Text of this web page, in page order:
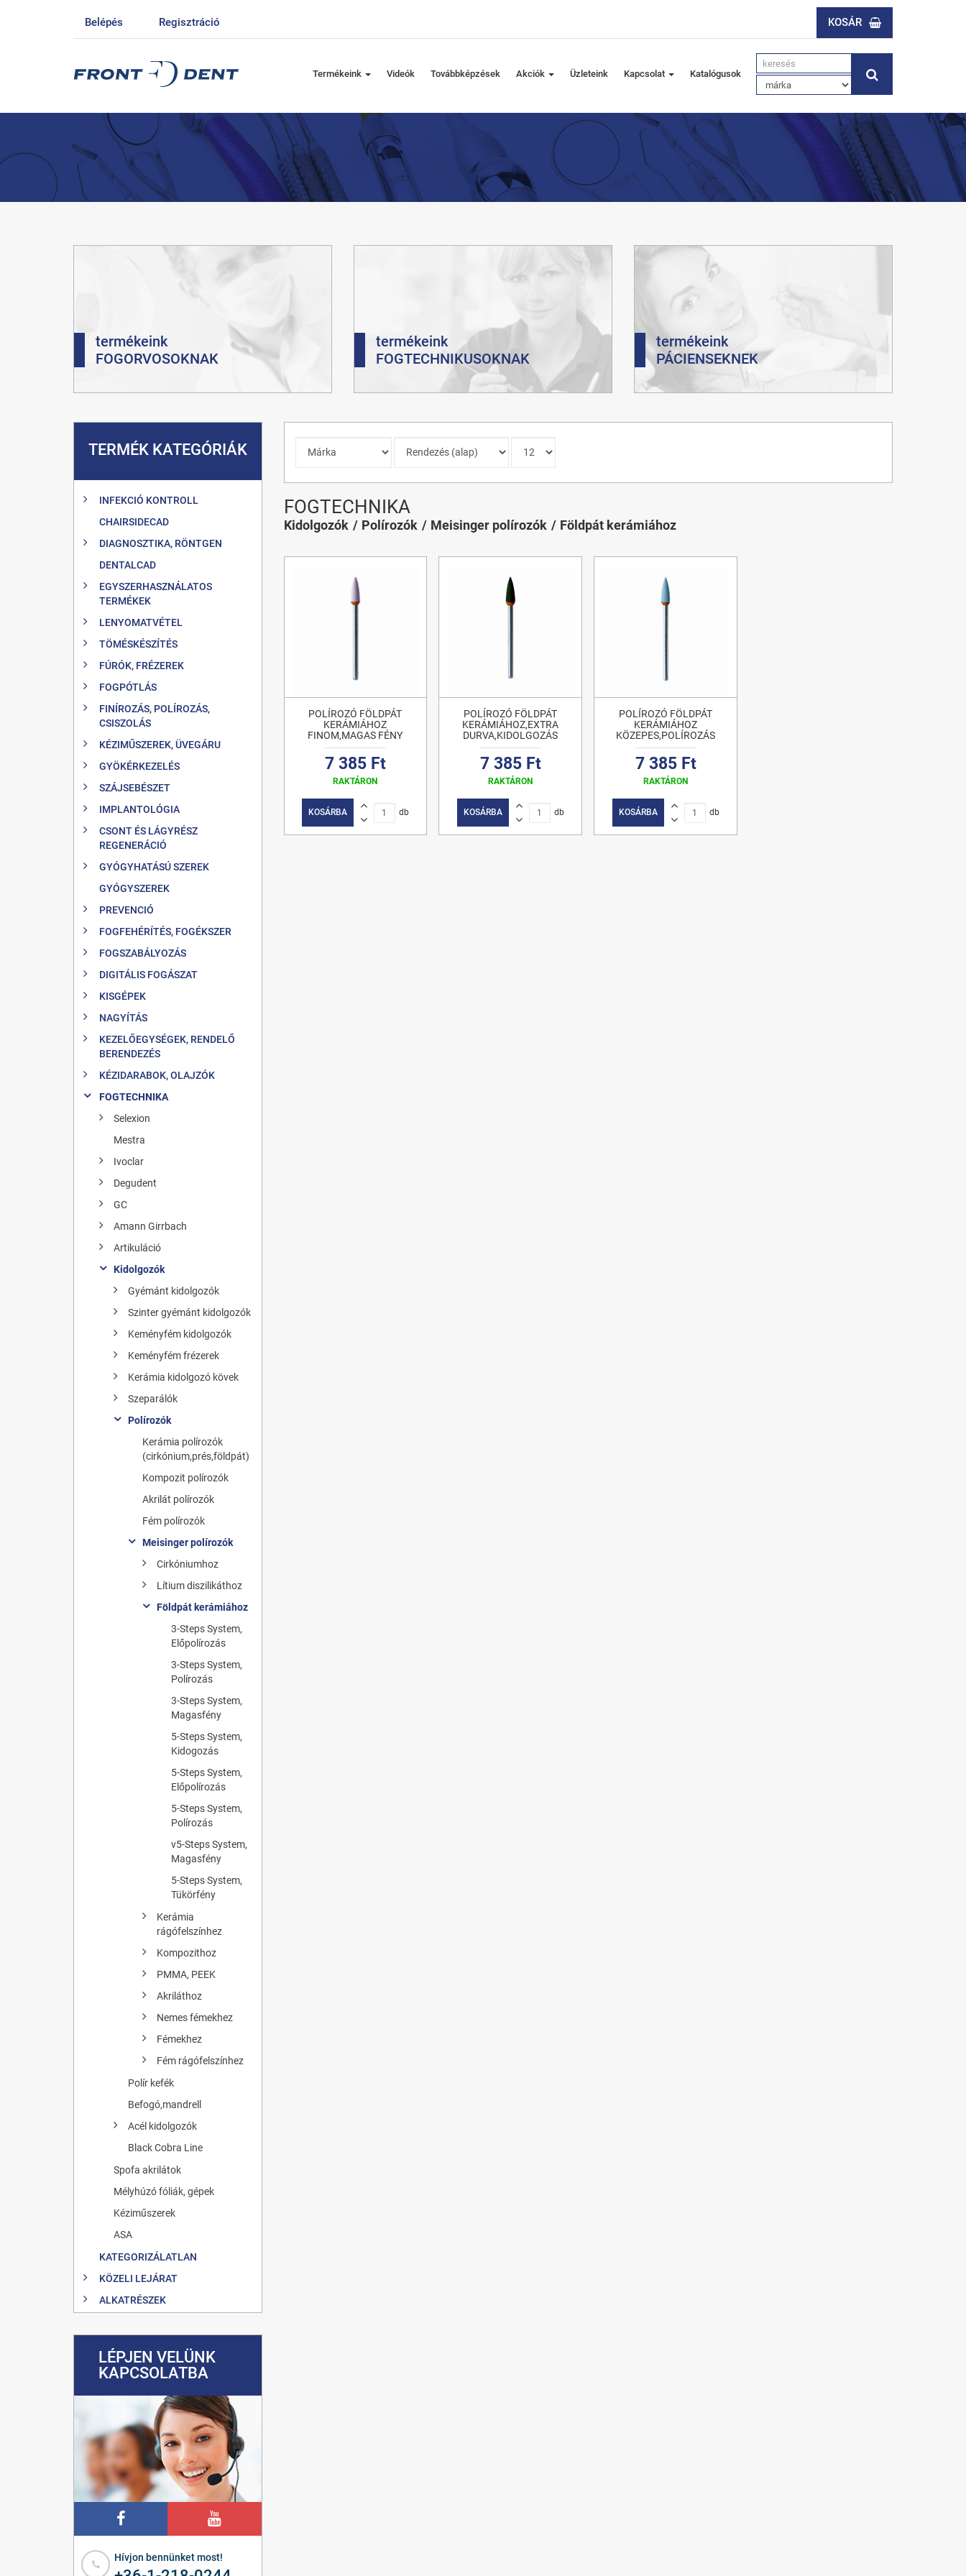
Belépés Regisztráció KOSÁR
Termékeink Videók Továbbképzések Akciók Üzleteink Kapcsolat Katalógusok
termékeink
FOGORVOSOKNAK
termékeink
FOGTECHNIKUSOKNAK
termékeink
PÁCIENSEKNEK
TERMÉK KATEGÓRIÁK
INFEKCIÓ KONTROLL
CHAIRSIDECAD
DIAGNOSZTIKA, RÖNTGEN
DENTALCAD
EGYSZERHASZNÁLATOS
TERMÉKEK
LENYOMATVÉTEL
TÖMÉSKÉSZÍTÉS
FÚRÓK, FRÉZEREK
FOGPÓTLÁS
FINÍROZÁS, POLÍROZÁS,
CSISZOLÁS
KÉZIMŰSZEREK, ÜVEGÁRU
GYÖKÉRKEZELÉS
SZÁJSEBÉSZET
IMPLANTOLÓGIA
CSONT ÉS LÁGYRÉSZ
REGENERÁCIÓ
GYÓGYHATÁSÚ SZEREK
GYÓGYSZEREK
PREVENCIÓ
FOGFEHÉRÍTÉS, FOGÉKSZER
FOGSZABÁLYOZÁS
DIGITÁLIS FOGÁSZAT
KISGÉPEK
NAGYÍTÁS
KEZELŐEGYSÉGEK, RENDELŐ
BERENDEZÉS
KÉZIDARABOK, OLAJZÓK
FOGTECHNIKA
Selexion
Mestra
Ivoclar
Degudent
GC
Amann Girrbach
Artikuláció
Kidolgozók
Gyémánt kidolgozók
Szinter gyémánt kidolgozók
Keményfém kidolgozók
Keményfém frézerek
Kerámia kidolgozó kövek
Szeparálók
Polírozók
Kerámia polírozók
(cirkónium,prés,földpát)
Kompozit polírozók
Akrilát polírozók
Fém polírozók
Meisinger polírozók
Cirkóniumhoz
Lítium diszilikáthoz
Földpát kerámiához
3-Steps System,
Előpolírozás
3-Steps System,
Polírozás
3-Steps System,
Magasfény
5-Steps System,
Kidogozás
5-Steps System,
Előpolírozás
5-Steps System,
Polírozás
v5-Steps System,
Magasfény
5-Steps System,
Tükörfény
Kerámia
rágófelszínhez
Kompozithoz
PMMA, PEEK
Akriláthoz
Nemes fémekhez
Fémekhez
Fém rágófelszínhez
Polír kefék
Befogó,mandrell
Acél kidolgozók
Black Cobra Line
Spofa akrilátok
Mélyhúzó fóliák, gépek
Kéziműszerek
ASA
KATEGORIZÁLATLAN
KÖZELI LEJÁRAT
ALKATRÉSZEK
LÉPJEN VELÜNK
KAPCSOLATBA
Hívjon bennünket most!
FOGTECHNIKA
Kidolgozók Polírozók Meisinger polírozók Földpát kerámiához
POLÍROZÓ FÖLDPÁT
KERÁMIÁHOZ
FINOM,MAGAS FÉNY
7 385 Ft
RAKTÁRON
KOSÁRBA db
POLÍROZÓ FÖLDPÁT
KERÁMIÁHOZ,EXTRA
DURVA,KIDOLGOZÁS
7 385 Ft
RAKTÁRON
KOSÁRBA db
POLÍROZÓ FÖLDPÁT
KERÁMIÁHOZ
KÖZEPES,POLÍROZÁS
7 385 Ft
RAKTÁRON
KOSÁRBA db